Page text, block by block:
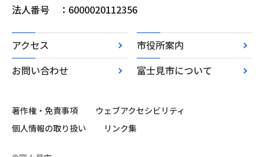
法人番号
：6000020112356
アクセス
市役所案内
お問い合わせ
富士見市について
著作権・免責事項
ウェブアクセシビリティ
個人情報の取り扱い
リンク集